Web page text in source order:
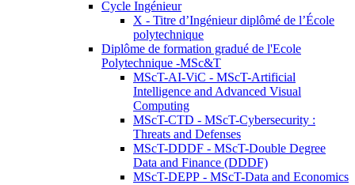
Cycle Ingénieur
X - Titre d’Ingénieur diplômé de l’École
polytechnique
Diplôme de formation gradué de l'Ecole
Polytechnique -MSc&T
MScT-AI-ViC - MScT-Artificial
Intelligence and Advanced Visual
Computing
MScT-CTD - MScT-Cybersecurity :
Threats and Defenses
MScT-DDDF - MScT-Double Degree
Data and Finance (DDDF)
MScT-DEPP - MScT-Data and Economics